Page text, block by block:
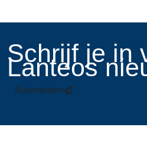
​Schrijf je in
Lanteos
Aanmelden